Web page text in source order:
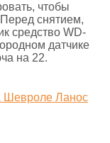
чтобы
снятием,
средство WD-
датчике
на 22.